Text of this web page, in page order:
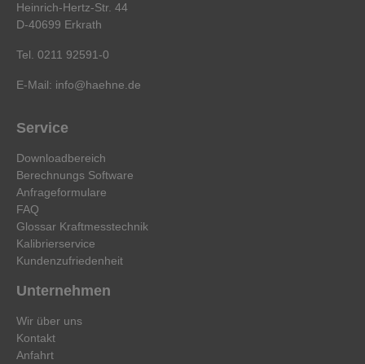
Heinrich-Hertz-Str. 44
D-40699 Erkrath
Tel. 0211 92591-0
E-Mail: info@haehne.de
Service
Downloadbereich
Berechnungs Software
Anfrageformulare
FAQ
Glossar Kraftmesstechnik
Kalibrierservice
Kundenzufriedenheit
Unternehmen
Wir über uns
Kontakt
Anfahrt